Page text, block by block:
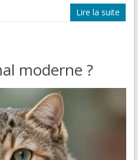
Lire la suite
moderne ?